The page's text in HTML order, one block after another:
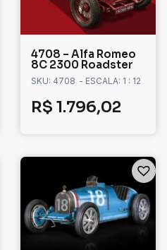
4708 – Alfa Romeo
8C 2300 Roadster
SKU: 4708 - ESCALA: 1 : 12
R$ 1.796,02